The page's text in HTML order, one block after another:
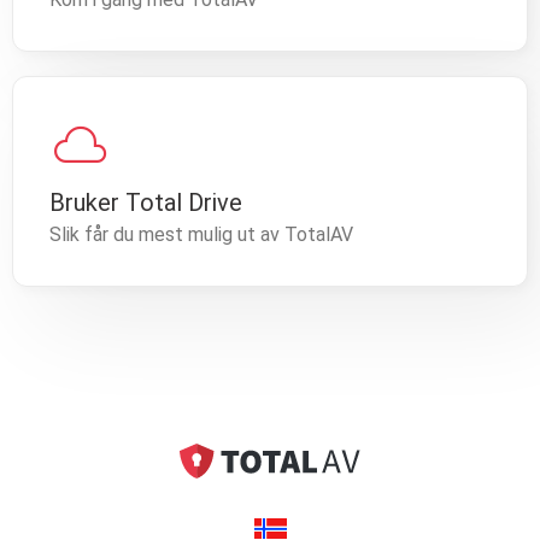
cloud
Bruker Total Drive
Slik får du mest mulig ut av TotalAV